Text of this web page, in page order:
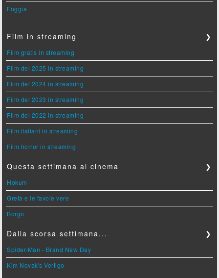
Foggia
Film in streaming ❯
Film gratis in streaming
Film del 2025 in streaming
Film del 2024 in streaming
Film del 2023 in streaming
Film del 2022 in streaming
Film italiani in streaming
Film horror in streaming
Questa settimana al cinema ❯
Hokum
Greta e le favole vere
Borgo
Dalla scorsa settimana... ❯
Spider-Man - Brand New Day
Kim Novak's Vertigo